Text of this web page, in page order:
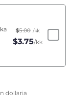
$5.00 /kk
$3.75/kk
dollaria